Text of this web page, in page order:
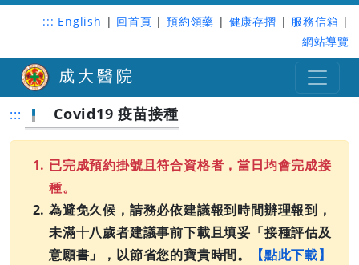
::: English | 回首頁 | 預約領藥 | 健康存摺 | 服務信箱 |
網站導覽
成大醫院
::: Covid19 疫苗接種
已完成預約掛號且符合資格者，當日均會完成接
種。
為避免久候，請務必依建議報到時間辦理報到，
未滿十八歲者建議事前下載且填妥「接種評估及
意願書」，以節省您的寶貴時間。
【點此下載】